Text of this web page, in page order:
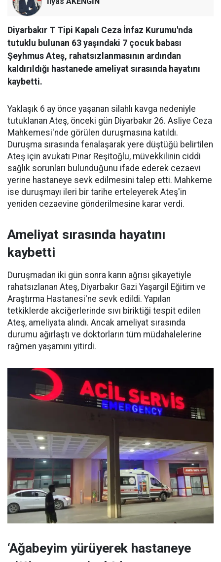
Diyarbakır T Tipi Kapalı Ceza İnfaz Kurumu'nda
tutuklu bulunan 63 yaşındaki 7 çocuk babası
Şeyhmus Ateş, rahatsızlanmasının ardından
kaldırıldığı hastanede ameliyat sırasında hayatını
kaybetti.
Yaklaşık 6 ay önce yaşanan silahlı kavga nedeniyle
tutuklanan Ateş, önceki gün Diyarbakır 26. Asliye Ceza
Mahkemesi'nde görülen duruşmasına katıldı.
Duruşma sırasında fenalaşarak yere düştüğü belirtilen
Ateş için avukatı Pınar Reşitoğlu, müvekkilinin ciddi
sağlık sorunları bulunduğunu ifade ederek cezaevi
yerine hastaneye sevk edilmesini talep etti. Mahkeme
ise duruşmayı ileri bir tarihe erteleyerek Ateş'in
yeniden cezaevine gönderilmesine karar verdi.
Ameliyat sırasında hayatını
kaybetti
Duruşmadan iki gün sonra karın ağrısı şikayetiyle
rahatsızlanan Ateş, Diyarbakır Gazi Yaşargil Eğitim ve
Araştırma Hastanesi'ne sevk edildi. Yapılan
tetkiklerde akciğerlerinde sıvı biriktiği tespit edilen
Ateş, ameliyata alındı. Ancak ameliyat sırasında
durumu ağırlaştı ve doktorların tüm müdahalelerine
rağmen yaşamını yitirdi.
‘Ağabeyim yürüyerek hastaneye